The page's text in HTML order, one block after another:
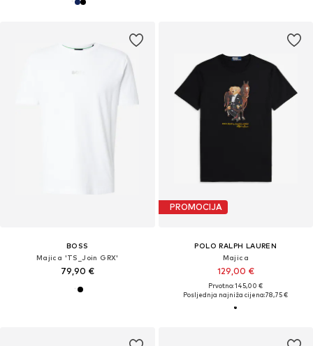
BOSS
Majica 'TS_Join GRX'
79,90 €
PROMOCIJA
POLO RALPH LAUREN
Majica
129,00 €
Prvotno: 145,00 €
Posljednja najniža cijena:78,75 €